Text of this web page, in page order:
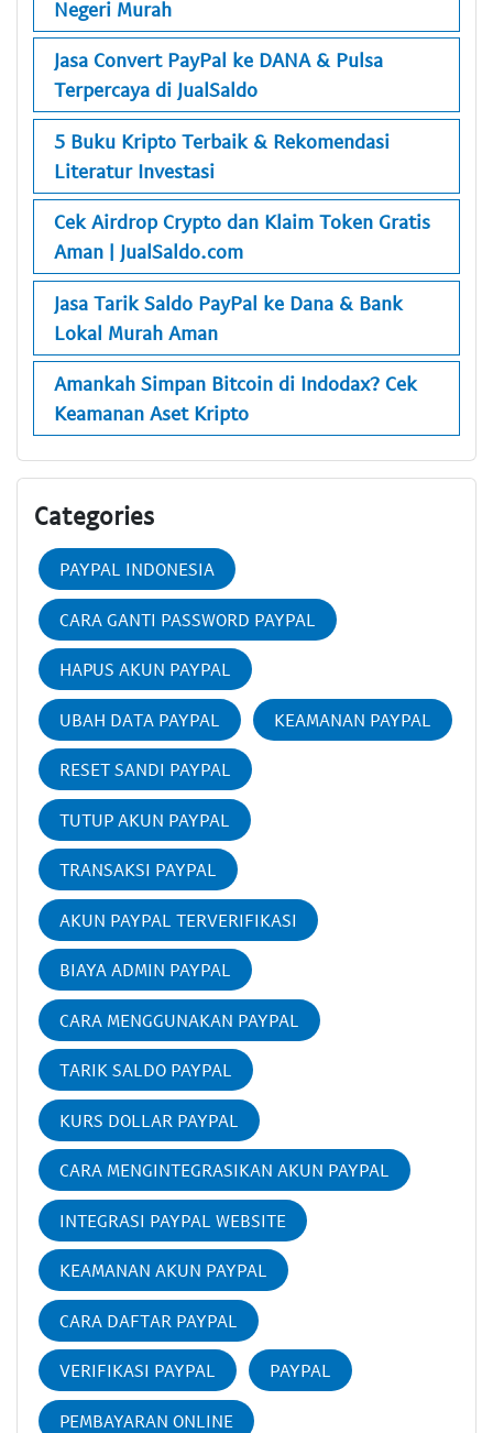
Negeri Murah
Jasa Convert PayPal ke DANA & Pulsa
Terpercaya di JualSaldo
5 Buku Kripto Terbaik & Rekomendasi
Literatur Investasi
Cek Airdrop Crypto dan Klaim Token Gratis
Aman | JualSaldo.com
Jasa Tarik Saldo PayPal ke Dana & Bank
Lokal Murah Aman
Amankah Simpan Bitcoin di Indodax? Cek
Keamanan Aset Kripto
Categories
PAYPAL INDONESIA
CARA GANTI PASSWORD PAYPAL
HAPUS AKUN PAYPAL
UBAH DATA PAYPAL KEAMANAN PAYPAL
RESET SANDI PAYPAL
TUTUP AKUN PAYPAL
TRANSAKSI PAYPAL
AKUN PAYPAL TERVERIFIKASI
BIAYA ADMIN PAYPAL
CARA MENGGUNAKAN PAYPAL
TARIK SALDO PAYPAL
KURS DOLLAR PAYPAL
CARA MENGINTEGRASIKAN AKUN PAYPAL
INTEGRASI PAYPAL WEBSITE
KEAMANAN AKUN PAYPAL
CARA DAFTAR PAYPAL
VERIFIKASI PAYPAL PAYPAL
PEMBAYARAN ONLINE